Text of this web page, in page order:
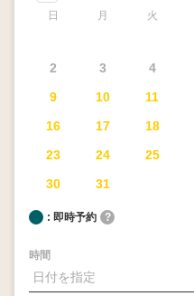
日 月 火
2
3 4
9
10 11
16
17 18
23
24 25
30
31
: 即時予約 ?
時間